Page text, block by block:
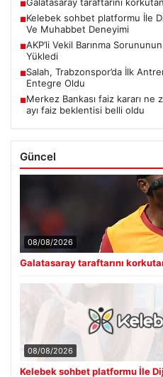
■
■Kelebek sohbet platformu İle
Ve Muhabbet Deneyimi
■AKP’li Vekil Barınma
Yükledi
■Salah, Trabzonspor’da İlk
Entegre Oldu
■Merkez Bankası faiz kararı ne
ayı faiz beklentisi belli oldu
Güncel
08/08/2026
Galatasaray taraftarını
08/08/2026
Kelebek sohbet platformu İle